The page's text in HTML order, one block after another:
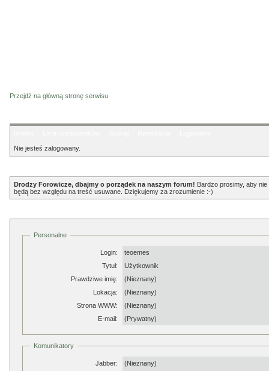
Przejdź na główną stronę serwisu
Nie jesteś zalogowany.
Drodzy Forowicze, dbajmy o porządek na naszym forum! Bardzo prosimy, aby nie
będą bez względu na treść usuwane. Dziękujemy za zrozumienie :-)
Personalne
Login:
teoemes
Tytuł:
Użytkownik
Prawdziwe imię:
(Nieznany)
Lokacja:
(Nieznany)
Strona WWW:
(Nieznany)
E-mail:
(Prywatny)
Komunikatory
Jabber:
(Nieznany)